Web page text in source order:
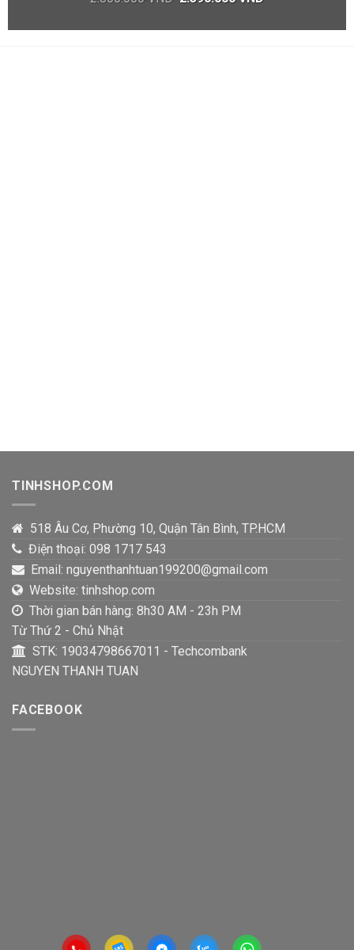
TINHSHOP.COM
518 Âu Cơ, Phường 10, Quận Tân Bình, TP.HCM
Điện thoại: 098 1717 543
Email: nguyenthanhtuan199200@gmail.com
Website: tinhshop.com
Thời gian bán hàng: 8h30 AM - 23h PM
Từ Thứ 2 - Chủ Nhật
STK: 19034798667011 - Techcombank
NGUYEN THANH TUAN
FACEBOOK